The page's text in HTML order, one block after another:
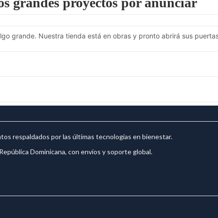
grande. Nuestra tienda está en obras y pronto abrirá sus
respaldados por las últimas tecnologías en bienestar.
Dominicana, con envíos y soporte global.